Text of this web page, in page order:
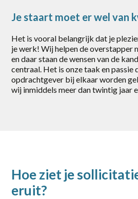
Je staart moet er wel van
Het is vooral belangrijk dat je
je werk! Wij helpen de overstapper
en daar staan de wensen van de
centraal. Het is onze taak en passie
opdrachtgever bij elkaar worden
wij inmiddels meer dan twintig jaar
Hoe ziet je
eruit?
Scherpenzeel
Stroe
Uddel
Vaassen
Logistiek / Transport